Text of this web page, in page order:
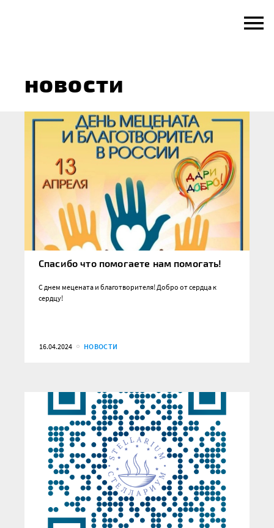
новости
Спасибо что помогаете нам помогать!
С днем мецената и благотворителя! Добро от сердца к
сердцу!
16.04.2024 НОВОСТИ